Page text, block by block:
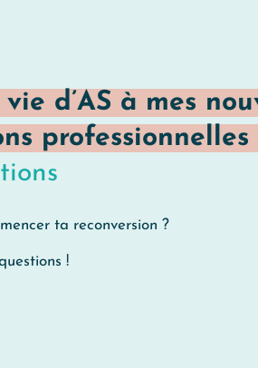
d’AS à mes
professionnelles
ta reconversion ?
!